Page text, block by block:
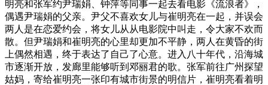
明亮和张军约尹瑞娟、钟萍等同事一起去看电影《流浪者》，
偶遇尹瑞娟的父亲。尹父不喜欢女儿与崔明亮在一起，并误会
两人是在恋爱约会，将女儿从从电影院中叫走，令大家不欢而
散。但尹瑞娟和崔明亮的心里却更加不平静，两人在黄昏的街
上偶然相遇，终于表达了自己了心意。进入八十年代，沿海城
市逐渐开放，发廊里能够听到邓丽君的歌。张军前往广州探望
姑妈，寄给崔明亮一张印有城市街景的明信片，崔明亮看着明